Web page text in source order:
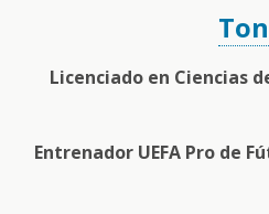
Licenciado en Ciencias
Entrenador UEFA Pro de